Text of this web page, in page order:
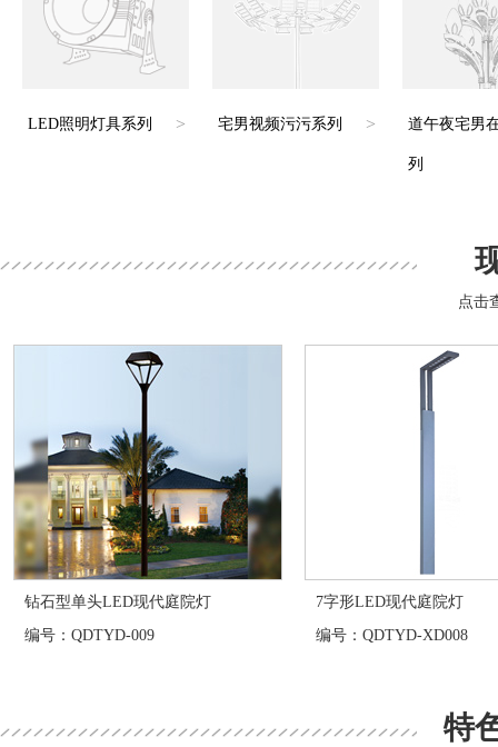
LED照明灯具系列 > 宅男视频污污系列 > 道午夜宅男
列
点击
钻石型单头LED现代庭院灯
编号：QDTYD-009
7字形LED现代庭院灯
编号：QDTYD-XD008
特